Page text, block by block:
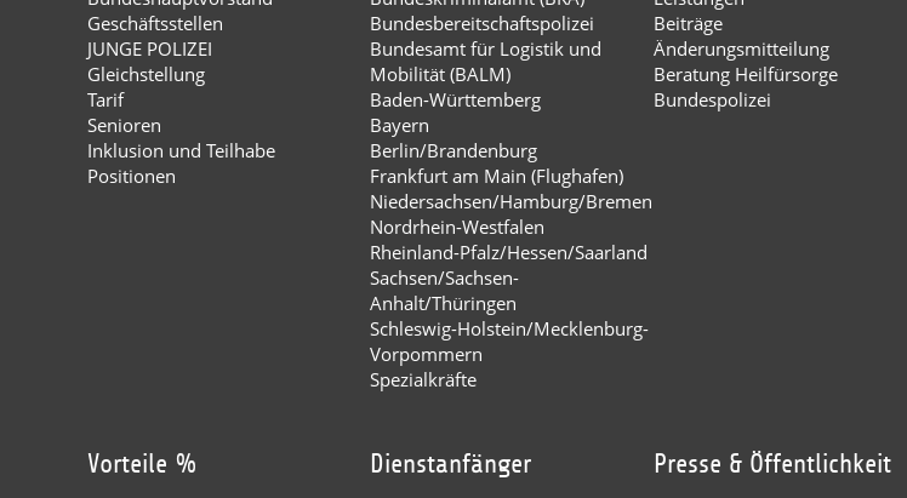
Geschäftsstellen
JUNGE POLIZEI
Gleichstellung
Tarif
Senioren
Inklusion und Teilhabe
Positionen
Bundesbereitschaftspolizei
Bundesamt für Logistik und
Mobilität (BALM)
Baden-Württemberg
Bayern
Berlin/Brandenburg
Frankfurt am Main (Flughafen)
Niedersachsen/Hamburg/Bremen
Nordrhein-Westfalen
Rheinland-Pfalz/Hessen/Saarland
Sachsen/Sachsen-
Anhalt/Thüringen
Schleswig-Holstein/Mecklenburg-
Vorpommern
Spezialkräfte
Beiträge
Änderungsmitteilung
Beratung Heilfürsorge
Bundespolizei
Vorteile % Dienstanfänger Presse & Öffentlichkeit